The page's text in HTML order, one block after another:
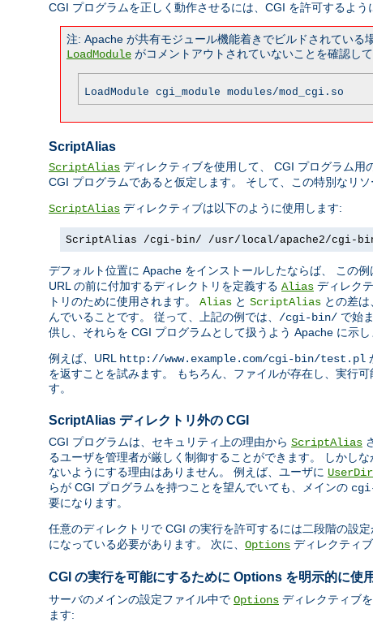
CGI プログラムを正しく動作させるには、CGI を許可するよ
注: Apache が共有モジュール機能着きでビルドされている
LoadModule がコメントアウトされていないことを確認し
LoadModule cgi_module modules/mod_cgi.so
ScriptAlias
ScriptAlias ディレクティブを使用して、 CGI プログラム
CGI プログラムであると仮定します。 そして、この特別なリ
ScriptAlias ディレクティブは以下のように使用します:
ScriptAlias /cgi-bin/ /usr/local/apache2/cgi-
デフォルト位置に Apache をインストールしたならば、 この
URL の前に付加するディレクトリを定義する Alias ディレク
トリのために使用されます。 Alias と ScriptAlias との差は
んでいることです。 従って、上記の例では、 /cgi-bin/ で始
供し、それらを CGI プログラムとして扱うよう Apache に示し
例えば、URL http://www.example.com/cgi-bin/test.pl
を返すことを試みます。 もちろん、ファイルが存在し、実行
す。
ScriptAlias ディレクトリ外の CGI
CGI プログラムは、セキュリティ上の理由から ScriptAlias
るユーザを管理者が厳しく制御することができます。 しかし
ないようにする理由はありません。 例えば、ユーザに UserDir
らが CGI プログラムを持つことを望んでいても、メインの
要になります。
任意のディレクトリで CGI の実行を許可するには二段階の設定
になっている必要があります。 次に、 Options ディレクティ
CGI の実行を可能にするために Options を明示的に使
サーバのメインの設定ファイル中で Options ディレクティブ
ます: